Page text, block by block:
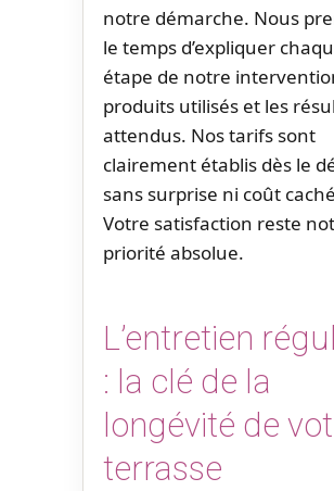
notre démarche. Nous
le temps d’expliquer
étape de notre
produits utilisés et les
attendus. Nos tarifs sont
clairement établis dès le
sans surprise ni coût
Votre satisfaction reste
priorité absolue.
L’entretien
: la clé de la
longévité de
terrasse